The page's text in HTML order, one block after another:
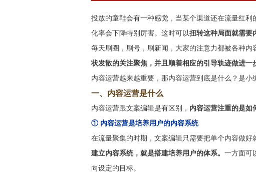
投放的童鞋会有一种感觉，当某个渠道还在流量红
化率会下降特别厉害。这时可以扭转这种局面就需要
每天刷圈，刷号，刷新闻，大家的注意力都被各种
状发散的关注聚焦，并且顺着相应的引导轨迹做进一
内容运营越来越重要，那内容运营到底是什么？是
一、内容运营是什么
内容运营跟文案编辑是有区别， 内容运营注重的是如
① 内容运营是培养用户的内容系统
在流量聚集的时期，文案编辑只需要把单个内容做
建立内容系统，就是搭建培养用户的体系。 一方面可
向设定的目标。